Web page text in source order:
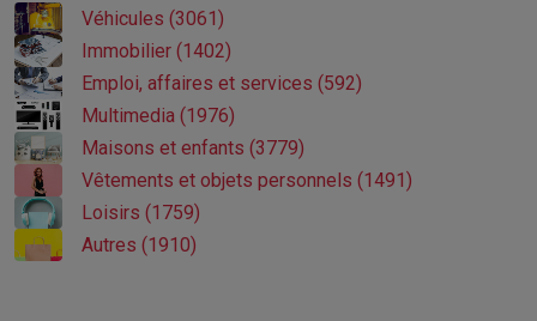
Véhicules (3061)
Immobilier (1402)
Emploi, affaires et services (592)
Multimedia (1976)
Maisons et enfants (3779)
Vêtements et objets personnels (1491)
Loisirs (1759)
Autres (1910)